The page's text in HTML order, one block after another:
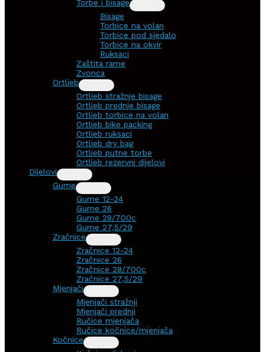
Torbe i bisage
Bisage
Torbice na volan
Torbice pod sjedalo
Torbice na okvir
Ruksaci
Zaštita rame
Zvonca
Ortlieb
Ortlieb stražnje bisage
Ortlieb prednje bisage
Ortlieb torbice na volan
Ortlieb bike packing
Ortlieb ruksaci
Ortlieb dry bag
Ortlieb putne torbe
Ortlieb rezervni dijelovi
Dijelovi
Gume
Gume 12-24
Gume 26
Gume 28/700c
Gume 27,5/29
Zračnice
Zračnice 12-24
Zračnice 26
Zračnice 28/700c
Zračnice 27,5/29
Mjenjači
Mjenjači stražnji
Mjenjači prednji
Ručice mjenjača
Ručice kočnice/mjenjača
Kočnice